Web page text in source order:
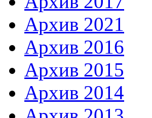
Архив 2021
Архив 2016
Архив 2015
Архив 2014